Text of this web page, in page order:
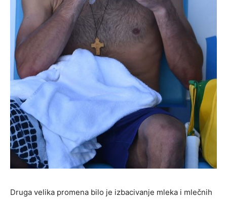
Druga velika promena bilo je izbacivanje mleka i mlečnih